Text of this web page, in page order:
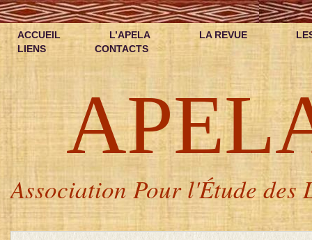
ACCUEIL L’APELA LA REVUE
LIENS
CONTACTS
Association Pour l'Étude des